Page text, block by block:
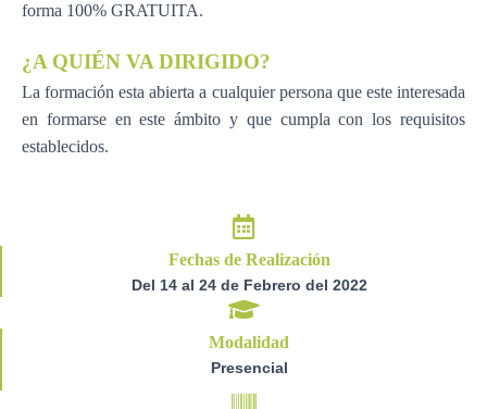
forma 100% GRATUITA.
¿A QUIÉN VA DIRIGIDO?
La formación esta abierta a cualquier persona que este interesada
en formarse en este ámbito y que cumpla con los requisitos
establecidos.
Fechas de Realización
Del 14 al 24 de Febrero del 2022
Modalidad
Presencial